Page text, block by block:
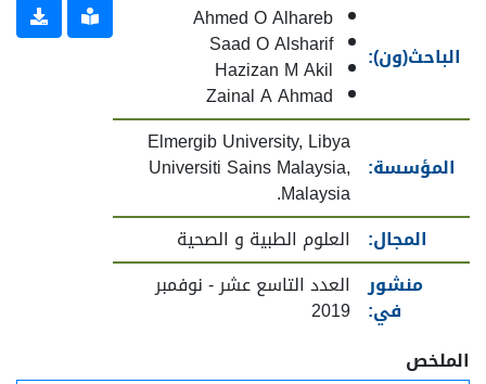
الباحث(ون):
Ahmed O Alhareb
Saad O Alsharif
Hazizan M Akil
Zainal A Ahmad
المؤسسة:
Elmergib University, Libya
Universiti Sains Malaysia,
Malaysia.
المجال:
العلوم الطبية و الصحية
منشور
في:
العدد التاسع عشر - نوفمبر
2019
الملخص